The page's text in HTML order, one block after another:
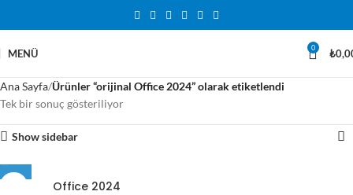
MENÜ 0 ₺
Ana Sayfa Ürünler “orijinal Office 2024” olarak etiketlendi
Tek bir sonuç gösteriliyor
Show sidebar
Office 2024